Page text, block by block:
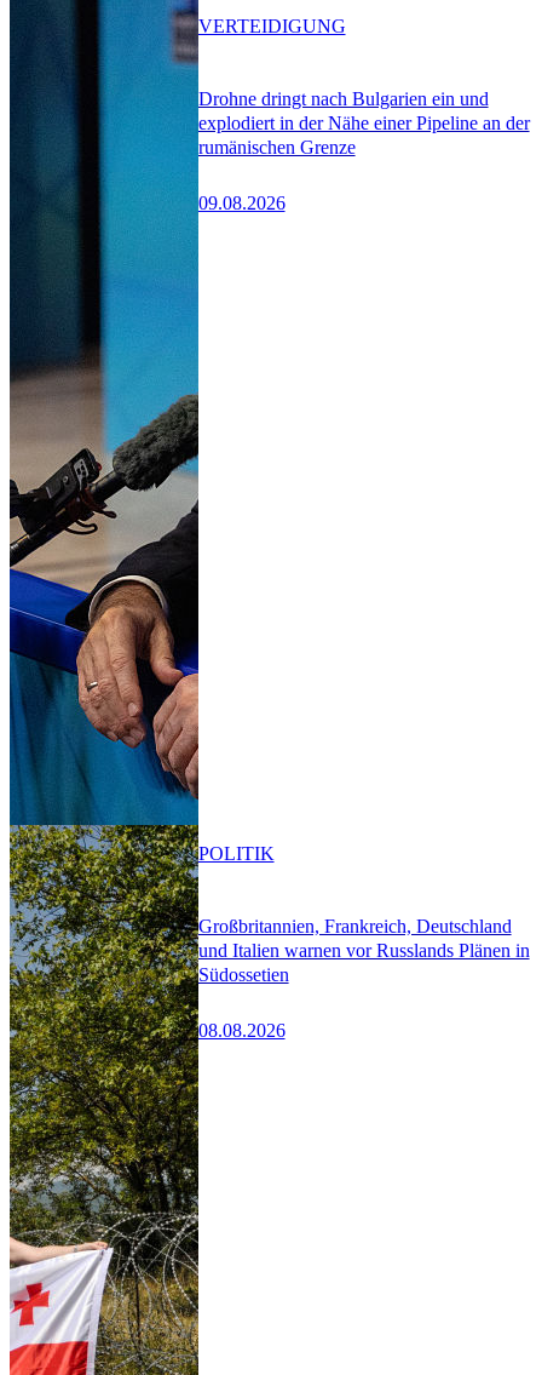
Drohne dringt nach Bulgarien ein und
explodiert in der Nähe einer Pipeline an der
rumänischen Grenze
09.08.2026
VERTEIDIGUNG
Großbritannien, Frankreich, Deutschland
und Italien warnen vor Russlands Plänen in
Südossetien
08.08.2026
POLITIK